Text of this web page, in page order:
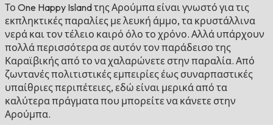
Το One Happy Island της Αρούμπα είναι γνωστό για τις
εκπληκτικές παραλίες με λευκή άμμο, τα κρυστάλλινα
νερά και τον τέλειο καιρό όλο το χρόνο. Αλλά υπάρχουν
πολλά περισσότερα σε αυτόν τον παράδεισο της
Καραϊβικής από το να χαλαρώνετε στην παραλία. Από
ζωντανές πολιτιστικές εμπειρίες έως συναρπαστικές
υπαίθριες περιπέτειες, εδώ είναι μερικά από τα
καλύτερα πράγματα που μπορείτε να κάνετε στην
Αρούμπα.